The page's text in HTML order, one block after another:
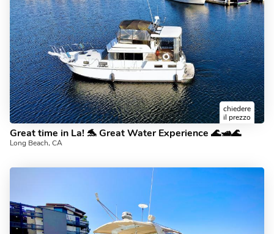
chiedere
il prezzo
Great time in La! 🐬 Great Water Experience 🌊🛥️🌊
Long Beach, CA